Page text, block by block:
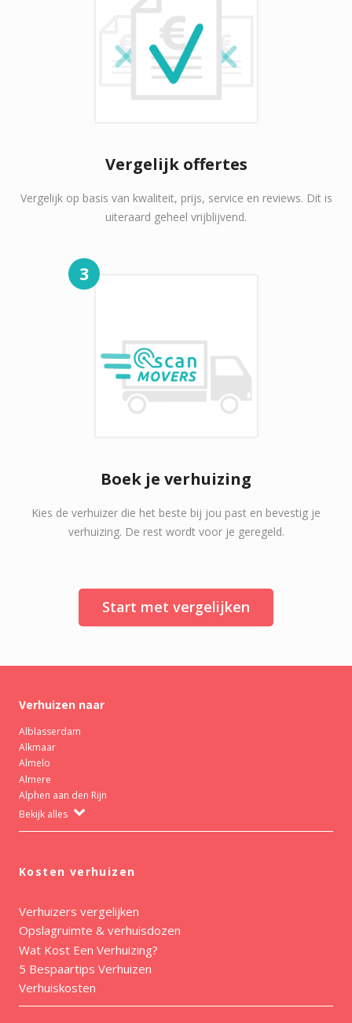
Vergelijk offertes
Vergelijk op basis van kwaliteit, prijs, service en reviews. Dit is
uiteraard geheel vrijblijvend.
3
Boek je verhuizing
Kies de verhuizer die het beste bij jou past en bevestig je
verhuizing. De rest wordt voor je geregeld.
Start met vergelijken
Verhuizen naar
Alblasserdam
Alkmaar
Almelo
Almere
Alphen aan den Rijn
Bekijk alles
Kosten verhuizen
Verhuizers vergelijken
Opslagruimte & verhuisdozen
Wat Kost Een Verhuizing?
5 Bespaartips Verhuizen
Verhuiskosten